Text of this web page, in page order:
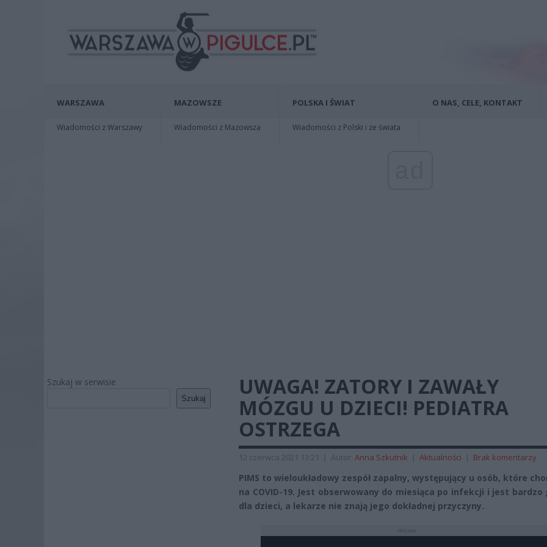
WARSZAWA
Wiadomości z Warszawy
MAZOWSZE
Wiadomości z Mazowsza
POLSKA I ŚWIAT
Wiadomości z Polski i ze świata
O NAS, CELE, KONTAKT
Szukaj w serwisie
Szukaj
UWAGA! ZATORY I ZAWAŁY
MÓZGU U DZIECI! PEDIATRA
OSTRZEGA
12 czerwca 2021 13:21 | Autor: Anna Szkutnik | Aktualności | Brak komentarzy
PIMS to wieloukładowy zespół zapalny, występujący u osób, które
na COVID-19. Jest obserwowany do miesiąca po infekcji i jest bardzo
dla dzieci, a lekarze nie znają jego dokładnej przyczyny.